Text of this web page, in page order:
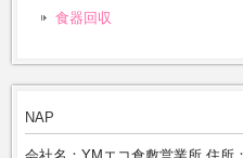
食器回収
NAP